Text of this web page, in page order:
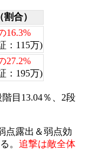
合）
16.3%
：115万)
27.2%
：195万)
目13.04％、2段
点露出＆弱点効
。 追撃は敵全体